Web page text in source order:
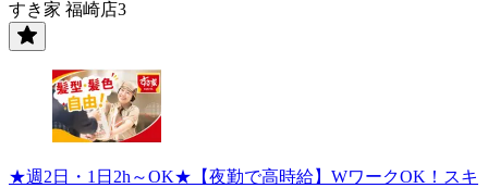
すき家 福崎店3
★週2日・1日2h～OK★【夜勤で高時給】WワークOK！スキ